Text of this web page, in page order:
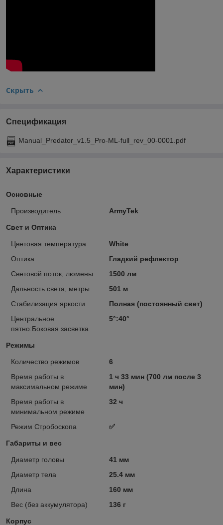
Скрыть
Спецификация
Manual_Predator_v1.5_Pro-ML-full_rev_00-0001.pdf
Характеристики
Основные
Производитель ArmyTek
Свет и Оптика
Цветовая температура
White
Оптика
Гладкий рефлектор
Световой поток, люмены
1500 лм
Дальность света, метры
501 м
Стабилизация яркости
Полная (постоянный свет)
Центральное
пятно:Боковая засветка
5°:40°
Режимы
Количество режимов
6
Время работы в
максимальном режиме
1 ч 33 мин (700 лм после 3
мин)
Время работы в
минимальном режиме
32 ч
Режим Стробоскопа ✅
Габариты и вес
Диаметр головы
41 мм
Диаметр тела
25.4 мм
Длина
160 мм
Вес (без аккумулятора)
136 г
Корпус